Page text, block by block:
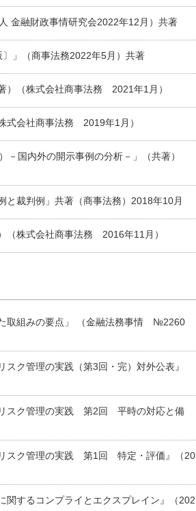
金融財政事情研究会2022年12月）共著
〕」（商事法務2022年5月）共著
）（株式会社商事法務 2021年1月）
式会社商事法務 2019年1月）
－国内外の開示事例の分析－」（共著）
と裁判例」共著（商事法務）2018年10月
（株式会社商事法務 2016年11月）
た取組みの要点」 （金融法務事情 №2260
ク管理の実践（第3回・完）対外公表』
スク管理の実践 第2回 平時の対応と備
スク管理の実践 第1回 特定・評価』（20
関するコンプライとエクスプレイン』（202